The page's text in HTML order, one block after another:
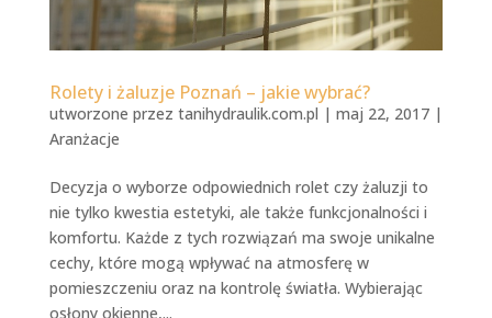
Rolety i żaluzje Poznań – jakie wybrać?
utworzone przez tanihydraulik.com.pl | maj 22, 2017|
Aranżacje
Decyzja o wyborze odpowiednich rolet czy żaluzji to
nie tylko kwestia estetyki, ale także funkcjonalności i
komfortu. Każde z tych rozwiązań ma swoje unikalne
cechy, które mogą wpływać na atmosferę w
pomieszczeniu oraz na kontrolę światła. Wybierając
osłony okienne,...